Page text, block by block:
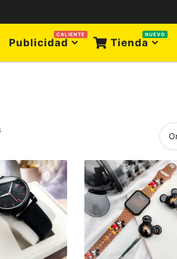
Publicidad
CALIENTE
Tienda
NUEVO